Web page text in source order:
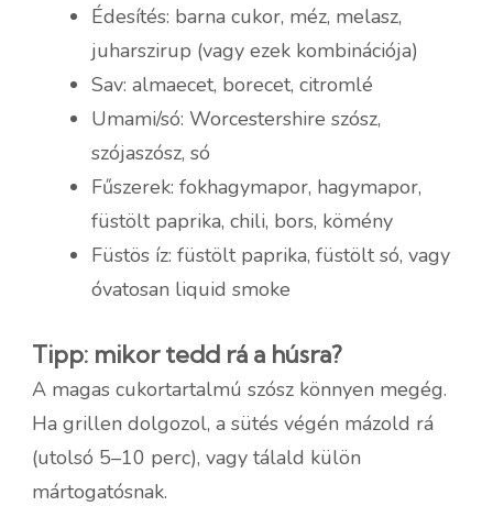
Édesítés: barna cukor, méz, melasz,
juharszirup (vagy ezek kombinációja)
Sav: almaecet, borecet, citromlé
Umami/só: Worcestershire szósz,
szójaszósz, só
Fűszerek: fokhagymapor, hagymapor,
füstölt paprika, chili, bors, kömény
Füstös íz: füstölt paprika, füstölt só, vagy
óvatosan liquid smoke
Tipp: mikor tedd rá a húsra?
A magas cukortartalmú szósz könnyen megég.
Ha grillen dolgozol, a sütés végén mázold rá
(utolsó 5–10 perc), vagy tálald külön
mártogatósnak.